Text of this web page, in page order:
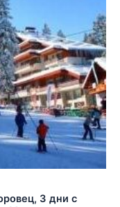
3 дни с